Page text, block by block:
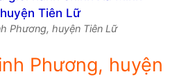
Phương, huyện Tiên Lữ
Phương, huyện